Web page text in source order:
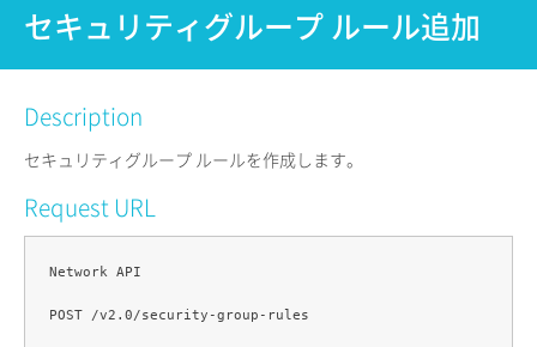
Pencil
サービス一覧
サポート
プロダクト
リファレンス
リリースノート
セキュリティグループ ルール追加
Description
セキュリティグループ ルールを作成します。
Request URL
Network API